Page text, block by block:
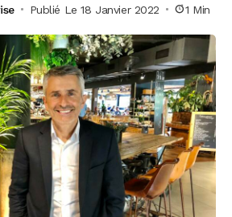
Publié Le 18 Janvier 2022 1 Min